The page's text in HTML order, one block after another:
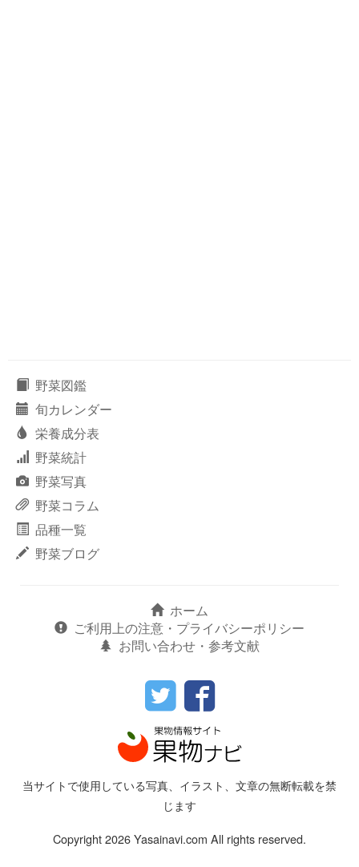
野菜図鑑
旬カレンダー
栄養成分表
野菜統計
野菜写真
野菜コラム
品種一覧
野菜ブログ
ホーム
ご利用上の注意・プライバシーポリシー
お問い合わせ・参考文献
当サイトで使用している写真、イラスト、文章の無断転載を禁
じます
Copyright 2026 Yasainavi.com All rights reserved.